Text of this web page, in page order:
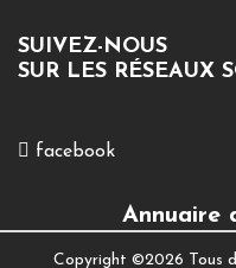
SUIVEZ-NOUS
SUR LES RÉSEAUX
facebook
Annuaire
Copyright ©2026 Tous